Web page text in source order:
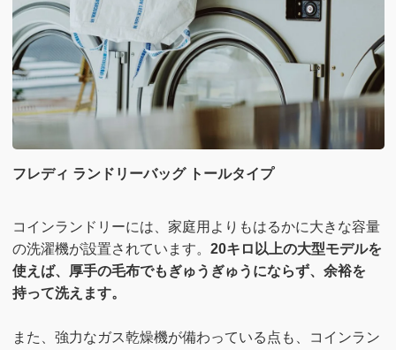
フレディ ランドリーバッグ トールタイプ
コインランドリーには、家庭用よりもはるかに大きな容量
の洗濯機が設置されています。 20キロ以上の大型モデルを
使えば、厚手の毛布でもぎゅうぎゅうにならず、余裕を
持って洗えます。
また、強力なガス乾燥機が備わっている点も、コインラン